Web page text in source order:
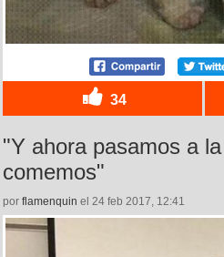
34
"Y ahora pasamos a
comemos"
por flamenquin el 24 feb 2017, 12:41